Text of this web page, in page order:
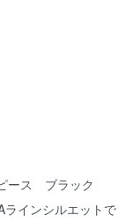
ース ブラック
ラインシルエットで